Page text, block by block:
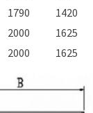
1790 1420
2000 1625
2000 1625